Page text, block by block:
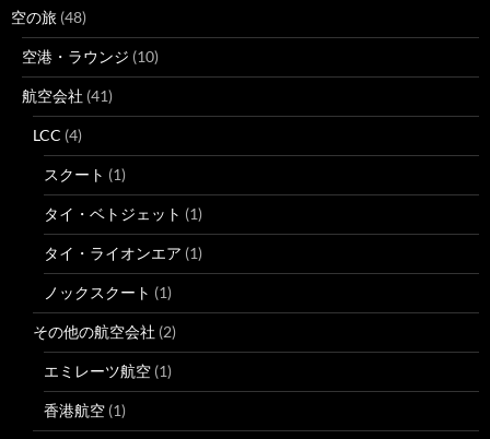
空の旅 (48)
空港・ラウンジ (10)
航空会社 (41)
LCC (4)
スクート (1)
タイ・ベトジェット (1)
タイ・ライオンエア (1)
ノックスクート (1)
その他の航空会社 (2)
エミレーツ航空 (1)
香港航空 (1)